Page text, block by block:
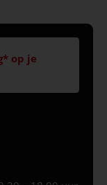
op je